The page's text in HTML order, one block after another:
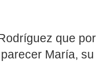
que
María,